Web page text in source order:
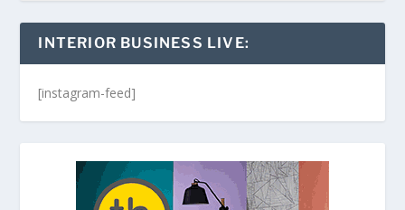
INTERIOR BUSINESS LIVE:
[instagram-feed]